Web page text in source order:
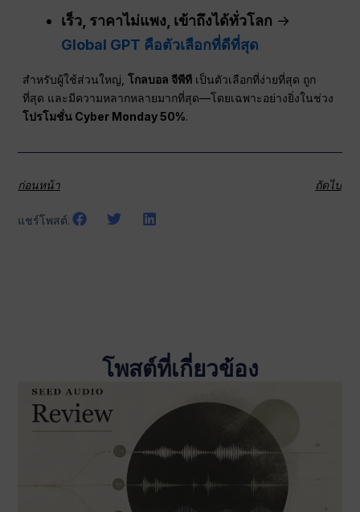
เร็ว , ราคาไม่แพง, เข้าถึงได้ทั่วโลก →
Global GPT คือตัวเลือกที่ดีที่สุด
สำหรับผู้ใช้ส่วนใหญ่,โกลบอล จีพีที เป็นตัวเลือกที่ง่ายที่สุด ถูก
ที่สุด และมีความหลากหลายมากที่สุด—โดยเฉพาะอย่างยิ่งในช่วง
โปรโมชั่น Cyber Monday 50%.
ก่อนหน้า ถัดไป
แชร์โพสต์:
โพสต์ที่เกี่ยวข้อง